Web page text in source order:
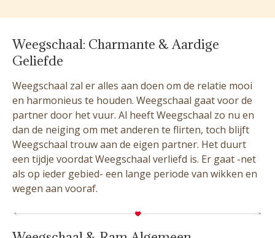
Weegschaal: Charmante & Aardige
Geliefde
Weegschaal zal er alles aan doen om de relatie mooi
en harmonieus te houden. Weegschaal gaat voor de
partner door het vuur. Al heeft Weegschaal zo nu en
dan de neiging om met anderen te flirten, toch blijft
Weegschaal trouw aan de eigen partner. Het duurt
een tijdje voordat Weegschaal verliefd is. Er gaat -net
als op ieder gebied- een lange periode van wikken en
wegen aan vooraf.